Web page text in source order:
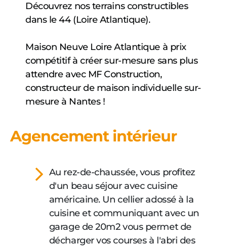
Découvrez nos terrains constructibles
dans le 44 (Loire Atlantique).
Maison Neuve Loire Atlantique à prix
compétitif à créer sur-mesure sans plus
attendre avec MF Construction,
constructeur de maison individuelle sur-
mesure à Nantes !
Agencement intérieur
Au rez-de-chaussée, vous profitez
d'un beau séjour avec cuisine
américaine. Un cellier adossé à la
cuisine et communiquant avec un
garage de 20m2 vous permet de
décharger vos courses à l'abri des